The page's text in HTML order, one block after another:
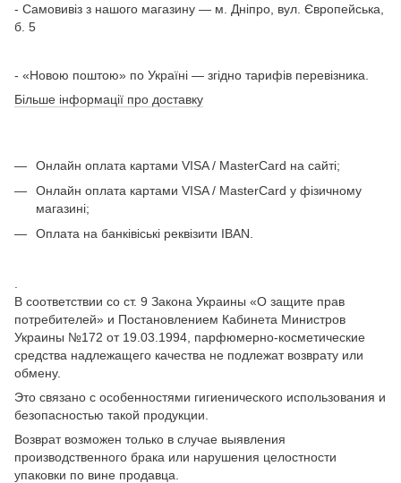
- Самовивіз з нашого магазину — м. Дніпро, вул. Європейська,
б. 5
- «Новою поштою» по Україні — згідно тарифів перевізника.
Більше інформації про доставку
Онлайн оплата картами VISA / MasterCard на сайті;
Онлайн оплата картами VISA / MasterCard у фізичному
магазині;
Оплата на банківіські реквізити IBAN.
В соответствии со ст. 9 Закона Украины «О защите прав
потребителей» и Постановлением Кабинета Министров
Украины №172 от 19.03.1994, парфюмерно-косметические
средства надлежащего качества не подлежат возврату или
обмену.
Это связано с особенностями гигиенического использования и
безопасностью такой продукции.
Возврат возможен только в случае выявления
производственного брака или нарушения целостности
упаковки по вине продавца.